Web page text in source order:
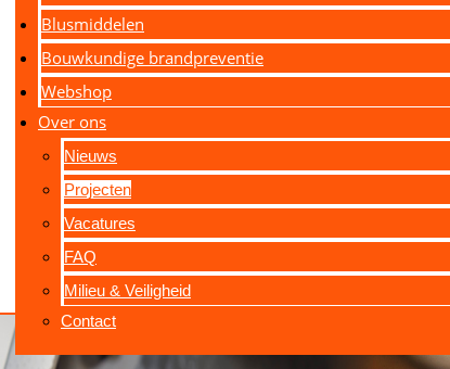
Blusmiddelen
Bouwkundige brandpreventie
Webshop
Over ons
Nieuws
Projecten
Vacatures
FAQ
Milieu & Veiligheid
Contact